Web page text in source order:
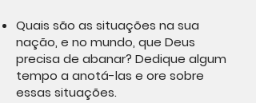
Quais são as situações na sua
nação, e no mundo, que Deus
precisa de abanar? Dedique algum
tempo a anotá-las e ore sobre
essas situações.